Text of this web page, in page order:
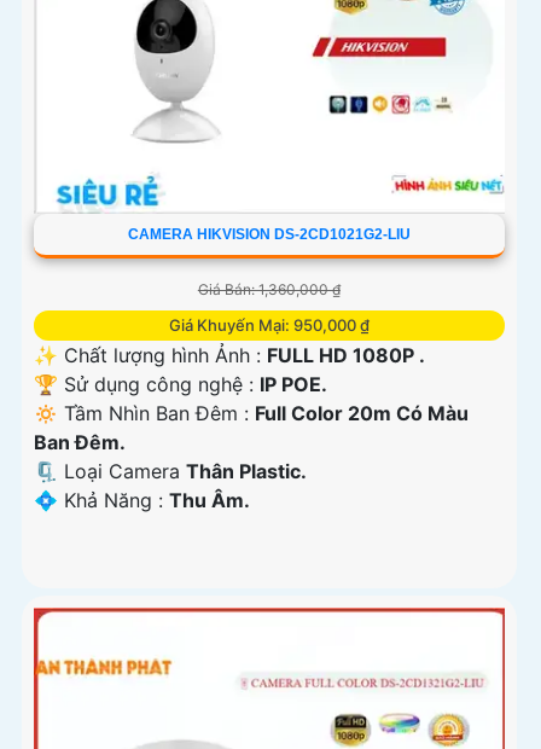
CAMERA HIKVISION DS-2CD1021G2-LIU
Giá Bán: 1,360,000 ₫
Giá Khuyến Mại: 950,000 ₫
✨ Chất lượng hình Ảnh : FULL HD 1080P .
🏆 Sử dụng công nghệ : IP POE.
🔅 Tầm Nhìn Ban Đêm : Full Color 20m Có Màu
Ban Ðêm.
🗜️ Loại Camera Thân Plastic.
️💠 Khả Năng : Thu Âm.